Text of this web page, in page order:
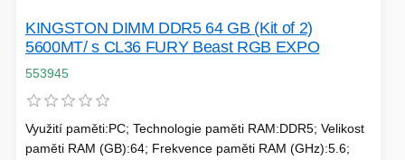
KINGSTON DIMM DDR5 64 GB (Kit of 2)
5600MT/ s CL36 FURY Beast RGB EXPO
553945
Využití paměti:PC; Technologie paměti RAM:DDR5; Velikost
paměti RAM (GB):64; Frekvence paměti RAM (GHz):5.6;